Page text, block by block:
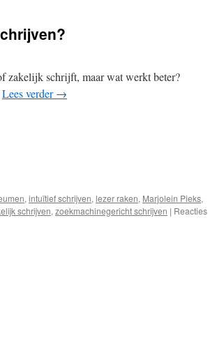
zakelijk schrijft, maar wat werkt beter?
Lees verder→
, intuïtief schrijven, lezer raken, Marjolein Pieks,
schrijven, zoekmachinegericht schrijven | Reacties